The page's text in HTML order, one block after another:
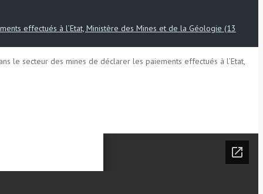
effectués à l’Etat, Ministère des Mines et de la Géologie (13
le secteur des mines de déclarer les paiements effectués à l’Etat,